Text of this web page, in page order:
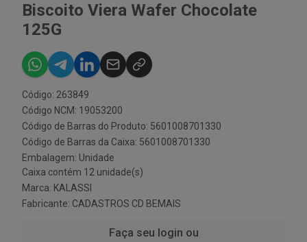
Biscoito Viera Wafer Chocolate
125G
Código: 263849
Código NCM: 19053200
Código de Barras do Produto: 5601008701330
Código de Barras da Caixa: 5601008701330
Embalagem: Unidade
Caixa contém 12 unidade(s)
Marca: KALASSI
Fabricante: CADASTROS CD BEMAIS
Faça seu login ou